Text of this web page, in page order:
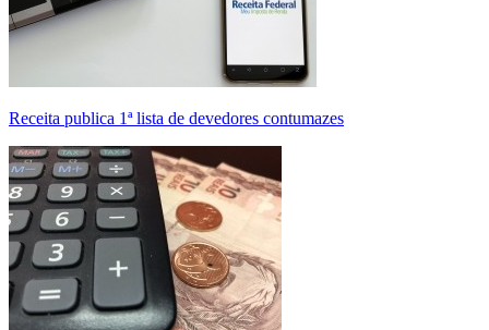
Receita publica 1ª lista de devedores contumazes